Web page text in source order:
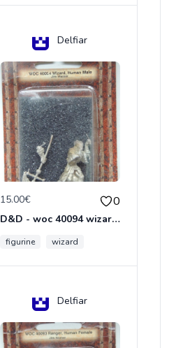
Delfiar
15.00€ 0
D&D - woc 40094 wizard human male Miniature - Donjons Dragons
figurine wizard
Delfiar